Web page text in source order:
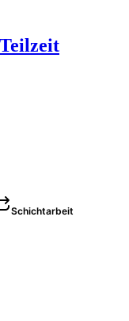
Schichtarbeit